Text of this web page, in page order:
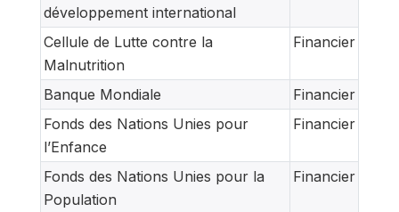
développement international
Cellule de Lutte contre la
Malnutrition
Financier
Banque Mondiale
Financier
Fonds des Nations Unies pour
l’Enfance
Financier
Fonds des Nations Unies pour la
Population
Financier